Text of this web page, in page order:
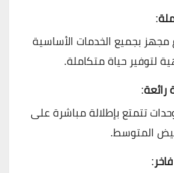
:
مجهز بجميع الخدمات الأساسية
لتوفير حياة متكاملة.
رائعة:
تتمتع بإطلالة مباشرة على
المتوسط.
: